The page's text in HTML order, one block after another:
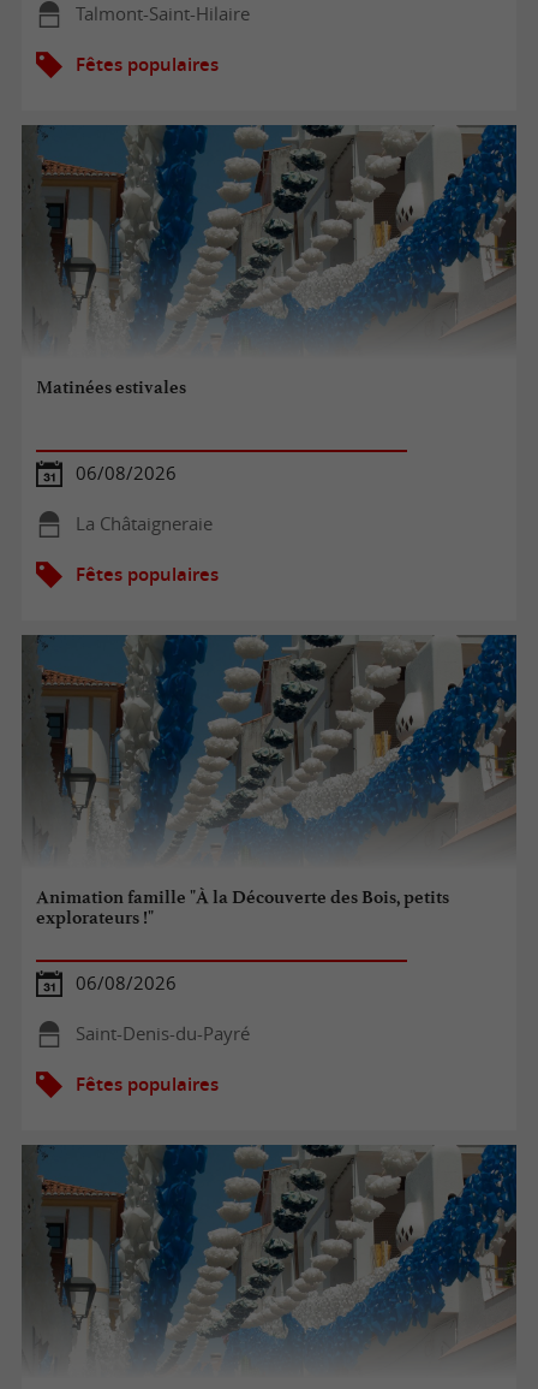
Talmont-Saint-Hilaire
Fêtes populaires
Matinées estivales
06/08/2026
La Châtaigneraie
Fêtes populaires
Animation famille "À la Découverte des Bois, petits
explorateurs !"
06/08/2026
Saint-Denis-du-Payré
Fêtes populaires